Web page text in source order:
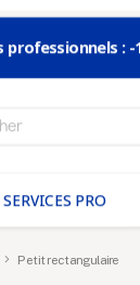
: -
SERVICES PRO
Petit rectangulaire